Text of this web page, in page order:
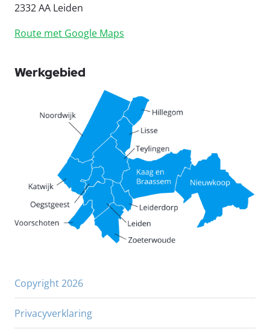
2332 AA Leiden
Route met Google Maps
Werkgebied
Copyright 2026
Privacyverklaring